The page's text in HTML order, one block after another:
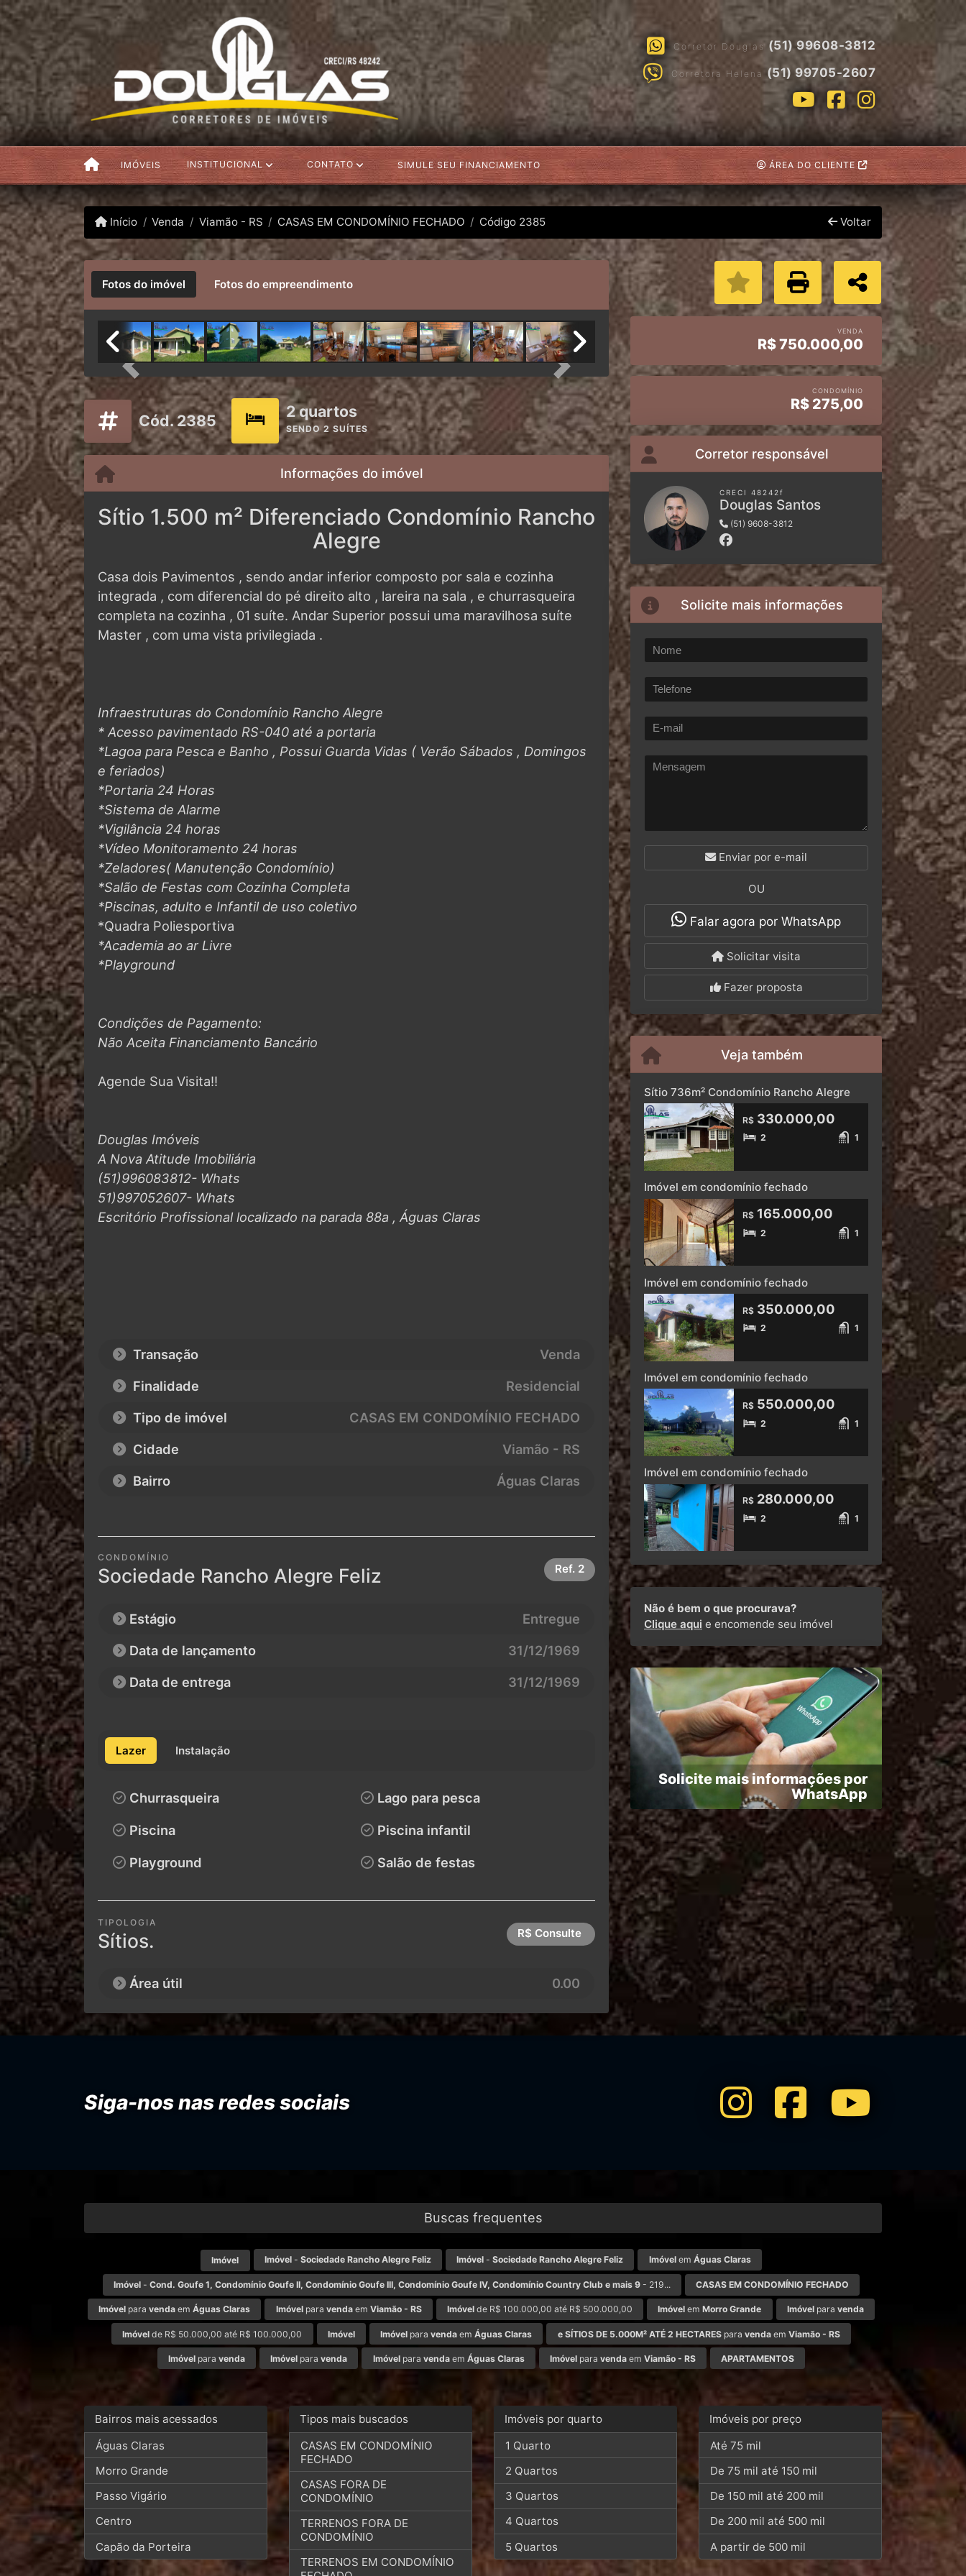
Corretor Douglas (51) 99608-3812
Corretora Helena (51) 99705-2607
IMÓVEIS INSTITUCIONAL CONTATO SIMULE SEU FINANCIAMENTO ÁREA DO CLIENTE
Início Venda Viamão - RS CASAS EM CONDOMÍNIO FECHADO Código 2385 Voltar
Fotos do imóvel Fotos do empreendimento
Previous Next
Cód. 2385 2 quartos
SENDO 2 SUÍTES
Informações do imóvel
Sítio 1.500 m² Diferenciado Condomínio Rancho
Alegre
Casa dois Pavimentos , sendo andar inferior composto por sala e cozinha
integrada , com diferencial do pé direito alto , lareira na sala , e churrasqueira
completa na cozinha , 01 suíte. Andar Superior possui uma maravilhosa suíte
Master , com uma vista privilegiada .
Infraestruturas do Condomínio Rancho Alegre
* Acesso pavimentado RS-040 até a portaria
*Lagoa para Pesca e Banho , Possui Guarda Vidas ( Verão Sábados , Domingos
e feriados)
*Portaria 24 Horas
*Sistema de Alarme
*Vigilância 24 horas
*Vídeo Monitoramento 24 horas
*Zeladores( Manutenção Condomínio)
*Salão de Festas com Cozinha Completa
*Piscinas, adulto e Infantil de uso coletivo
*Quadra Poliesportiva
*Academia ao ar Livre
*Playground
Condições de Pagamento:
Não Aceita Financiamento Bancário
Agende Sua Visita!!
Douglas Imóveis
A Nova Atitude Imobiliária
(51)996083812- Whats
51)997052607- Whats
Escritório Profissional localizado na parada 88a , Águas Claras
Transação
Venda
Finalidade
Residencial
Tipo de imóvel
CASAS EM CONDOMÍNIO FECHADO
Cidade
Viamão - RS
Bairro
Águas Claras
CONDOMÍNIO
Sociedade Rancho Alegre Feliz Ref. 2
Estágio
Entregue
Data de lançamento
31/12/1969
Data de entrega
31/12/1969
Lazer Instalação
Churrasqueira Lago para pesca
Piscina Piscina infantil
Playground Salão de festas
TIPOLOGIA
Sítios. R$ Consulte
Área útil 0.00
VENDA
R$750.000,00
CONDOMÍNIO
R$ 275,00
Corretor responsável
CRECI 48242f
Douglas Santos
(51) 9608-3812
Solicite mais informações
Enviar por e-mail
OU
Falar agora por WhatsApp
Solicitar visita
Fazer proposta
Veja também
Sítio 736m² Condomínio Rancho Alegre
R$330.000,00
2 1
Imóvel em condomínio fechado
R$165.000,00
2 1
Imóvel em condomínio fechado
R$350.000,00
2 1
Imóvel em condomínio fechado
R$550.000,00
2 1
Imóvel em condomínio fechado
R$280.000,00
2 1
Não é bem o que procurava?
Clique aqui e encomende seu imóvel
Solicite mais informações por
WhatsApp
Siga-nos nas redes sociais
Buscas frequentes
Imóvel Imóvel- Sociedade Rancho Alegre Feliz Imóvel -Sociedade Rancho Alegre Feliz Imóvelem Águas Claras
Imóvel- Cond. Goufe 1, Condomínio Goufe II, Condomínio Goufe III, Condomínio Goufe IV, Condomínio Country Club e mais 9- 219... CASAS EM CONDOMÍNIO FECHADO
Imóvel paravenda emÁguas Claras Imóvelpara vendaem Viamão - RS Imóvel de R$ 100.000,00 até R$ 500.000,00 Imóvel emMorro Grande Imóvelpara venda
Imóvel de R$ 50.000,00 até R$ 100.000,00 Imóvel Imóvel paravenda emÁguas Claras e SÍTIOS DE 5.000M² ATÉ 2 HECTARESpara vendaem Viamão - RS
Imóvelpara venda Imóvel paravenda Imóvelpara vendaem Águas Claras Imóvelpara vendaem Viamão - RS APARTAMENTOS
Bairros mais acessados
Águas Claras
Morro Grande
Passo Vigário
Centro
Capão da Porteira
Tipos mais buscados
CASAS EM CONDOMÍNIO
FECHADO
CASAS FORA DE
CONDOMÍNIO
TERRENOS FORA DE
CONDOMÍNIO
TERRENOS EM CONDOMÍNIO
Imóveis por quarto
1 Quarto
2 Quartos
3 Quartos
4 Quartos
5 Quartos
Imóveis por preço
Até 75 mil
De 75 mil até 150 mil
De 150 mil até 200 mil
De 200 mil até 500 mil
A partir de 500 mil